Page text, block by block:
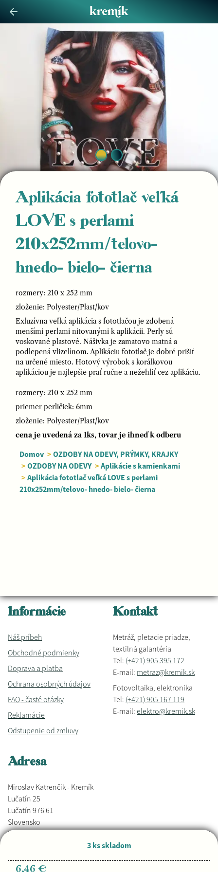
Aplikácia fototlač veľká
LOVE s perlami
210x252mm/telovo-
hnedo- bielo- čierna
rozmery: 210 x 252 mm
zloženie: Polyester/Plast/kov
Exluzívna veľká aplikácia s fototlačou je zdobená
menšími perlami nitovanými k aplikácii. Perly sú
voskované plastové. Nášivka je zamatovo matná a
podlepená vlizelínom. Aplikáciu fototlač je dobré prišiť
na určené miesto. Hotový výrobok s korálkovou
aplikáciou je najlepšie prať ručne a nežehliť cez aplikáciu.
rozmery: 210 x 252 mm
priemer perličiek: 6mm
zloženie: Polyester/Plast/kov
cena je uvedená za 1ks, tovar je ihneď k odberu
Domov > OZDOBY NA ODEVY, PRÝMKY, KRAJKY
> OZDOBY NA ODEVY > Aplikácie s kamienkami
> Aplikácia fototlač veľká LOVE s perlami
210x252mm/telovo- hnedo- bielo- čierna
3 ks skladom
6,46 €
Informácie
Náš príbeh
Obchodné podmienky
Doprava a platba
Ochrana osobných údajov
FAQ - časté otázky
Reklamácie
Odstupenie od zmluvy
Kontakt
Metráž, pletacie priadze,
textilná galantéria
Tel: (+421) 905 395 172
E-mail: metraz@kremik.sk
Fotovoltaika, elektronika
Tel: (+421) 905 167 119
E-mail: elektro@kremik.sk
Adresa
Miroslav Katrenčik - Kremík
Lučatín 25
Lučatín 976 61
Slovensko